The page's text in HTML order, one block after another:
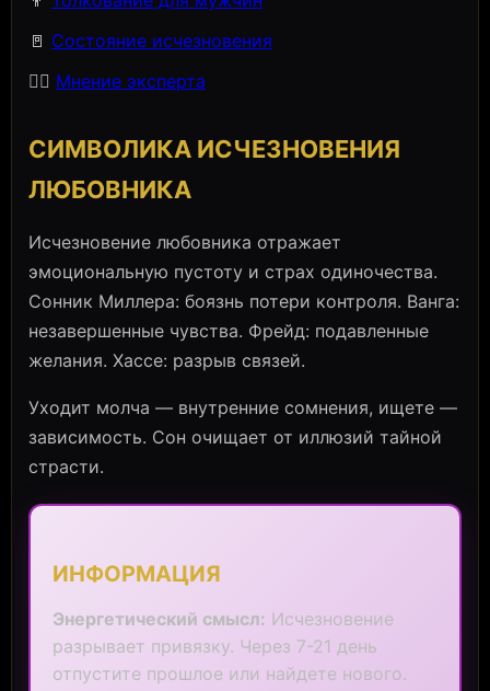
🚪 Состояние исчезновения
🧙‍♀️ Мнение эксперта
СИМВОЛИКА ИСЧЕЗНОВЕНИЯ
ЛЮБОВНИКА
Исчезновение любовника отражает
эмоциональную пустоту и страх одиночества.
Сонник Миллера: боязнь потери контроля. Ванга:
незавершенные чувства. Фрейд: подавленные
желания. Хассе: разрыв связей.
Уходит молча — внутренние сомнения, ищете —
зависимость. Сон очищает от иллюзий тайной
страсти.
ИНФОРМАЦИЯ
Энергетический смысл: Исчезновение
разрывает привязку. Через 7-21 день
отпустите прошлое или найдете нового.